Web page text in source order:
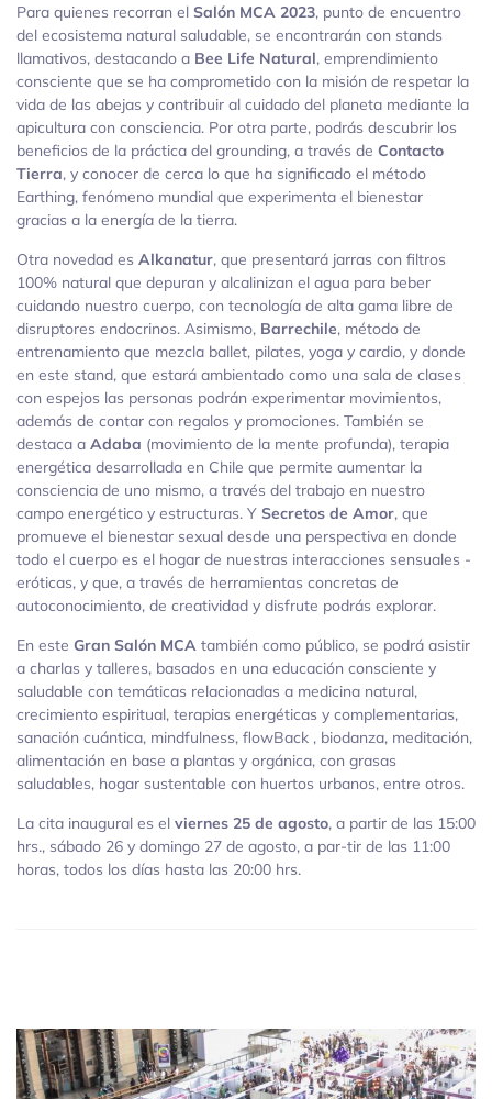
Para quienes recorran el Salón MCA 2023, punto de encuentro
del ecosistema natural saludable, se encontrarán con stands
llamativos, destacando a Bee Life Natural, emprendimiento
consciente que se ha comprometido con la misión de respetar la
vida de las abejas y contribuir al cuidado del planeta mediante la
apicultura con consciencia. Por otra parte, podrás descubrir los
beneficios de la práctica del grounding, a través de Contacto
Tierra, y conocer de cerca lo que ha significado el método
Earthing, fenómeno mundial que experimenta el bienestar
gracias a la energía de la tierra.
Otra novedad es Alkanatur, que presentará jarras con filtros
100% natural que depuran y alcalinizan el agua para beber
cuidando nuestro cuerpo, con tecnología de alta gama libre de
disruptores endocrinos. Asimismo, Barrechile, método de
entrenamiento que mezcla ballet, pilates, yoga y cardio, y donde
en este stand, que estará ambientado como una sala de clases
con espejos las personas podrán experimentar movimientos,
además de contar con regalos y promociones. También se
destaca a Adaba (movimiento de la mente profunda), terapia
energética desarrollada en Chile que permite aumentar la
consciencia de uno mismo, a través del trabajo en nuestro
campo energético y estructuras. Y Secretos de Amor, que
promueve el bienestar sexual desde una perspectiva en donde
todo el cuerpo es el hogar de nuestras interacciones sensuales -
eróticas, y que, a través de herramientas concretas de
autoconocimiento, de creatividad y disfrute podrás explorar.
En este Gran Salón MCA también como público, se podrá asistir
a charlas y talleres, basados en una educación consciente y
saludable con temáticas relacionadas a medicina natural,
crecimiento espiritual, terapias energéticas y complementarias,
sanación cuántica, mindfulness, flowBack , biodanza, meditación,
alimentación en base a plantas y orgánica, con grasas
saludables, hogar sustentable con huertos urbanos, entre otros.
La cita inaugural es el viernes 25 de agosto, a partir de las 15:00
hrs., sábado 26 y domingo 27 de agosto, a par-tir de las 11:00
horas, todos los días hasta las 20:00 hrs.